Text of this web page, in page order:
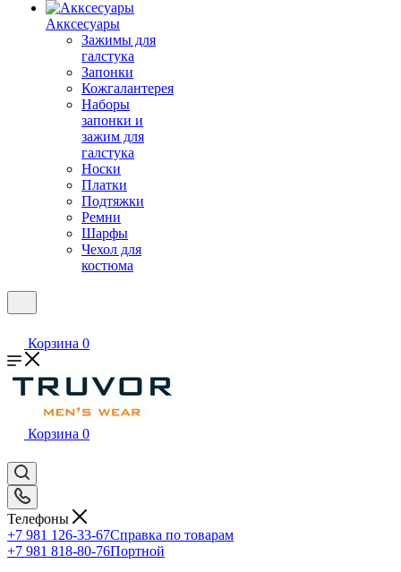
Акксесуары
Зажимы для
галстука
Запонки
Кожгалантерея
Наборы
запонки и
зажим для
галстука
Носки
Платки
Подтяжки
Ремни
Шарфы
Чехол для
костюма
Корзина 0
Корзина 0
Телефоны
+7 981 126-33-67Справка по товарам
+7 981 818-80-76Портной